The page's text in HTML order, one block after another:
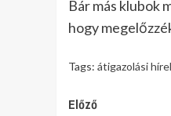
Bár más klubok
hogy
Tags: átigazolási
Continue
Előző